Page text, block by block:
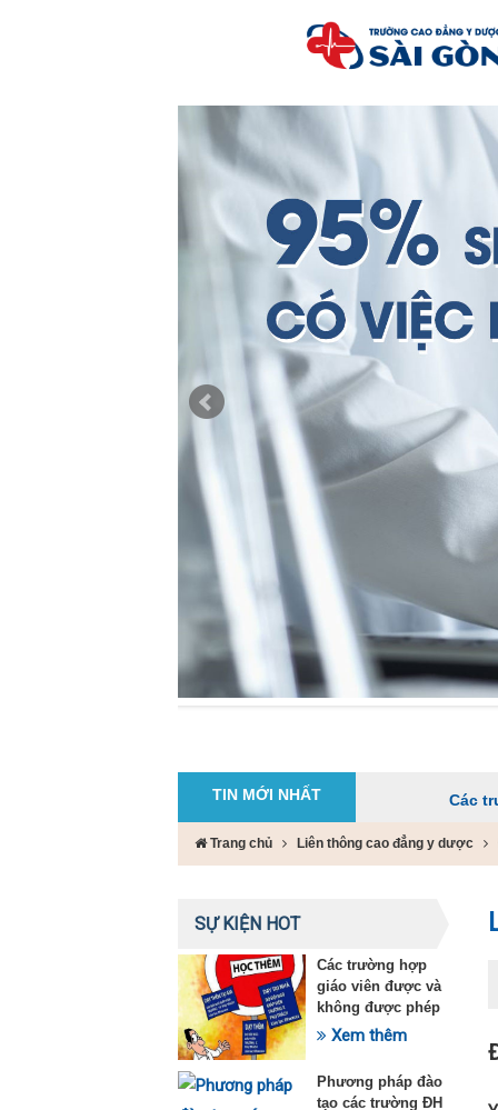
Các trường hợp
TIN MỚI NHẤT
Trang chủ Liên thông cao đẳng y dược
SỰ KIỆN HOT
Các trường hợp
giáo viên được và
không được phép
dạy thêm theo
Xem thêm
Phương pháp đào
tạo các trường ĐH